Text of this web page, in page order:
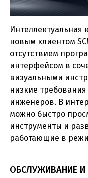
Интеллектуальная
новым клиентом
отсутствием
интерфейсом в
визуальными
низкие
инженеров. В
можно быстро
инструменты и
работающие в
Техническое
ОБСЛУЖИВАНИЕ